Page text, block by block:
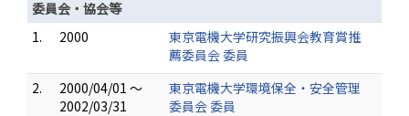
委員会・協会等
1.
2000
東京電機大学研究振興会教育賞推
薦委員会 委員
2.
2000/04/01 ～
2002/03/31
東京電機大学環境保全・安全管理
委員会 委員